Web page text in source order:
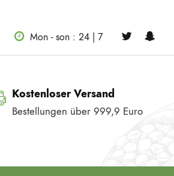
Mon - son : 24 | 7
Kostenloser Versand
Bestellungen über 999,9 Euro